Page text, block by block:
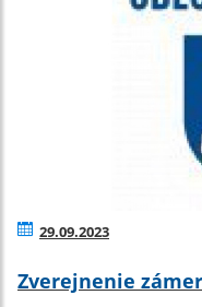
29.09.2023
Zverejnenie